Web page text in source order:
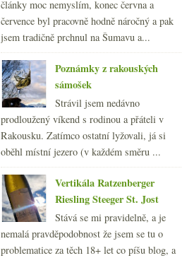
články moc nemyslím, konec června a
července byl pracovně hodně náročný a pak
jsem tradičně prchnul na Šumavu a...
Poznámky z rakouských
sámošek
Strávil jsem nedávno
prodloužený víkend s rodinou a přáteli v
Rakousku. Zatímco ostatní lyžovali, já si
oběhl místní jezero (v každém směru ...
Vertikála Ratzenberger
Riesling Steeger St. Jost
Stává se mi pravidelně, a je
nemalá pravděpodobnost že jsem se tu o
problematice za těch 18+ let co píšu blog, a